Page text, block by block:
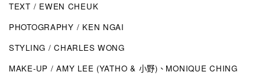
TEXT / EWEN CHEUK
PHOTOGRAPHY / KEN NGAI
STYLING / CHARLES WONG
MAKE-UP / AMY LEE (YATHO & 小野)、MONIQUE CHING